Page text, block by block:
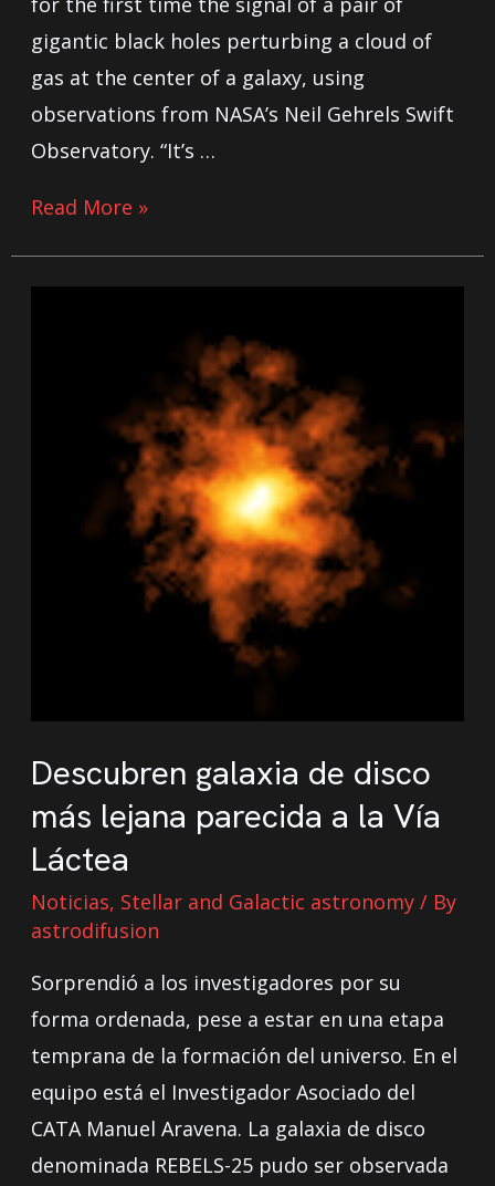
gigantic black holes perturbing a cloud of
gas at the center of a galaxy, using
observations from NASA’s Neil Gehrels Swift
Observatory. “It’s …
Read More »
Descubren galaxia de disco
más lejana parecida a la Vía
Láctea
Noticias, Stellar and Galactic astronomy/ By
astrodifusion
Sorprendió a los investigadores por su
forma ordenada, pese a estar en una etapa
temprana de la formación del universo. En el
equipo está el Investigador Asociado del
CATA Manuel Aravena. La galaxia de disco
denominada REBELS-25 pudo ser observada